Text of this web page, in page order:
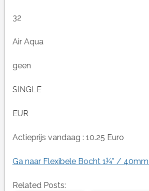
32
Air Aqua
geen
SINGLE
EUR
Actieprijs vandaag : 10.25 Euro
Ga naar Flexibele Bocht 1¼” /
Related Posts: